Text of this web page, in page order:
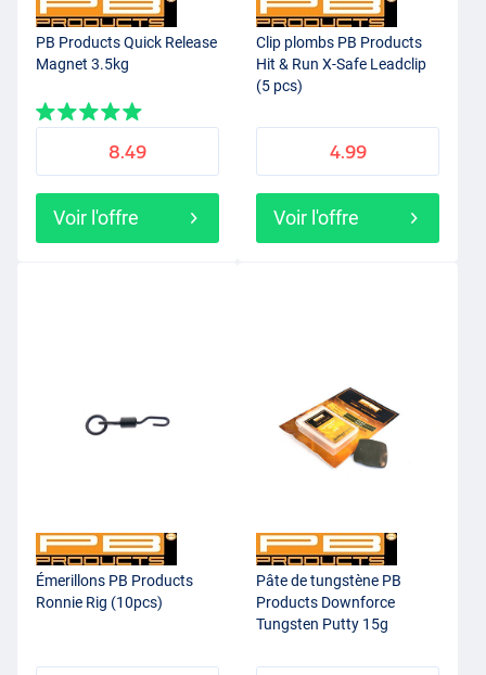
PB Products Quick Release
Magnet 3.5kg
8.49
Voir l'offre
Clip plombs PB Products
Hit & Run X-Safe Leadclip
(5 pcs)
4.99
Voir l'offre
Émerillons PB Products
Ronnie Rig (10pcs)
Pâte de tungstène PB
Products Downforce
Tungsten Putty 15g